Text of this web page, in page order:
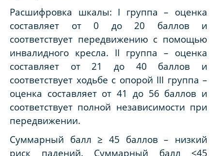
Расшифровка шкалы: I группа – оценка
составляет от 0 до 20 баллов и
соответствует передвижению с помощью
инвалидного кресла. II группа – оценка
составляет от 21 до 40 баллов и
соответствует ходьбе с опорой III группа –
оценка составляет от 41 до 56 баллов и
соответствует полной независимости при
передвижении.
Суммарный балл ≥ 45 баллов – низкий
риск падений. Суммарный балл <45